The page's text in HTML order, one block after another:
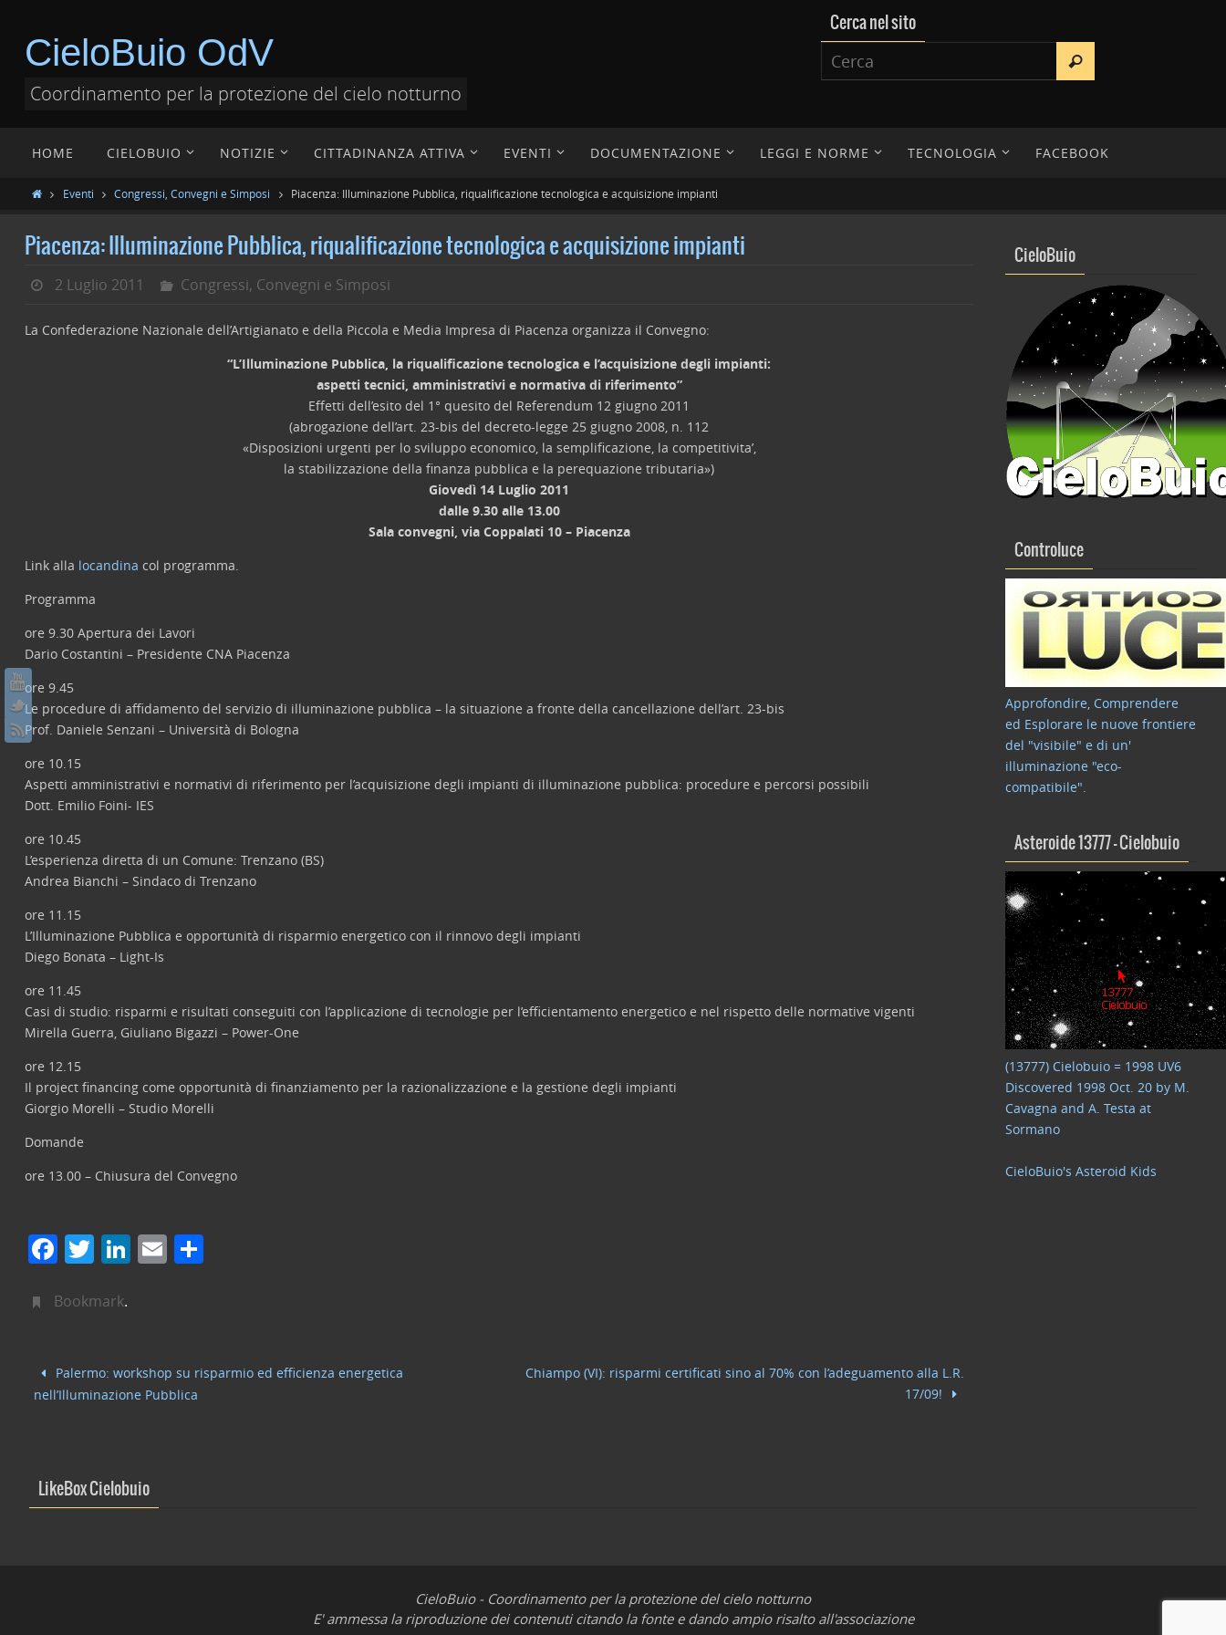
CieloBuio OdV
Coordinamento per la protezione del cielo notturno
Cerca nel sito
HOME CIELOBUIO NOTIZIE CITTADINANZA ATTIVA EVENTI DOCUMENTAZIONE LEGGI E NORME TECNOLOGIA FACEBOOK
Eventi Congressi, Convegni e Simposi Piacenza: Illuminazione Pubblica, riqualificazione tecnologica e acquisizione impianti
Piacenza: Illuminazione Pubblica, riqualificazione tecnologica e acquisizione impianti
2 Luglio 2011 Congressi, Convegni e Simposi
La Confederazione Nazionale dell’Artigianato e della Piccola e Media Impresa di Piacenza organizza il Convegno:
“L’Illuminazione Pubblica, la riqualificazione tecnologica e l’acquisizione degli impianti:
aspetti tecnici, amministrativi e normativa di riferimento”
Effetti dell’esito del 1° quesito del Referendum 12 giugno 2011
(abrogazione dell’art. 23-bis del decreto-legge 25 giugno 2008, n. 112
«Disposizioni urgenti per lo sviluppo economico, la semplificazione, la competitivita’,
la stabilizzazione della finanza pubblica e la perequazione tributaria»)
Giovedì 14 Luglio 2011
dalle 9.30 alle 13.00
Sala convegni, via Coppalati 10 – Piacenza
Link alla locandina col programma.
Programma
ore 9.30 Apertura dei Lavori
Dario Costantini – Presidente CNA Piacenza
ore 9.45
Le procedure di affidamento del servizio di illuminazione pubblica – la situazione a fronte della cancellazione dell’art. 23-bis
Prof. Daniele Senzani – Università di Bologna
ore 10.15
Aspetti amministrativi e normativi di riferimento per l’acquisizione degli impianti di illuminazione pubblica: procedure e percorsi possibili
Dott. Emilio Foini- IES
ore 10.45
L’esperienza diretta di un Comune: Trenzano (BS)
Andrea Bianchi – Sindaco di Trenzano
ore 11.15
L’Illuminazione Pubblica e opportunità di risparmio energetico con il rinnovo degli impianti
Diego Bonata – Light-Is
ore 11.45
Casi di studio: risparmi e risultati conseguiti con l’applicazione di tecnologie per l’efficientamento energetico e nel rispetto delle normative vigenti
Mirella Guerra, Giuliano Bigazzi – Power-One
ore 12.15
Il project financing come opportunità di finanziamento per la razionalizzazione e la gestione degli impianti
Giorgio Morelli – Studio Morelli
Domande
ore 13.00 – Chiusura del Convegno
F
c
b
o
T
itt
Li
dI
n
E
vi
Bookmark.
Palermo: workshop su risparmio ed efficienza energetica
nell’Illuminazione Pubblica
Chiampo (VI): risparmi certificati sino al 70% con l’adeguamento alla L.R.
17/09!
CieloBuio
Controluce
Approfondire, Comprendere
ed Esplorare le nuove frontiere
del "visibile" e di un'
illuminazione "eco-
compatibile".
Asteroide 13777 – Cielobuio
(13777) Cielobuio = 1998 UV6
Discovered 1998 Oct. 20 by M.
Cavagna and A. Testa at
Sormano
CieloBuio's Asteroid Kids
LikeBox Cielobuio
CieloBuio - Coordinamento per la protezione del cielo notturno
E' ammessa la riproduzione dei contenuti citando la fonte e dando ampio risalto all'associazione